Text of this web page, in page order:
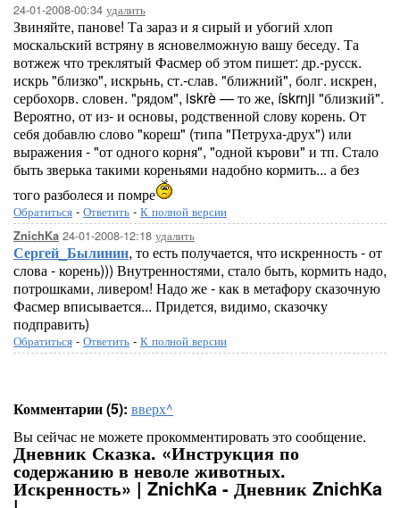
24-01-2008-00:34 удалить
Звиняйте, панове! Та зараз и я сирый и убогий хлоп
москальский встряну в ясновелможную вашу беседу. Та
вотжеж что треклятый Фасмер об этом пишет: др.-русск.
искрь "близко", искрьнь, ст.-слав. "ближний", болг. искрен,
сербохорв. словен. "рядом", iskrè — то же, ískrnji "близкий".
Вероятно, от из- и основы, родственной слову корень. От
себя добавлю слово "кореш" (типа "Петруха-друх") или
выражения - "от одного корня", "одной кърови" и тп. Стало
быть зверька такими кореньями надобно кормить... а без
того разболеся и помре
Обратиться - Ответить - К полной версии
ZnichKa 24-01-2008-12:18 удалить
Сергей_Былинин, то есть получается, что искренность - от
слова - корень))) Внутренностями, стало быть, кормить надо,
потрошками, ливером! Надо же - как в метафору сказочную
Фасмер вписывается... Придется, видимо, сказочку
подправить)
Обратиться - Ответить - К полной версии
Комментарии (5): вверх^
Вы сейчас не можете прокомментировать это сообщение.
Дневник Сказка. «Инструкция по
содержанию в неволе животных.
Искренность» | ZnichKa - Дневник ZnichKa